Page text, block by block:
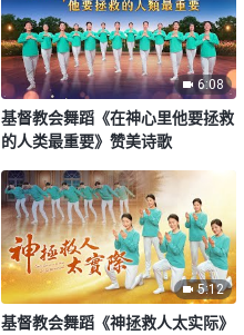
6:08
基督教会舞蹈《在神心里他要拯救
的人类最重要》赞美诗歌
5:12
基督教会舞蹈《神拯救人太实际》